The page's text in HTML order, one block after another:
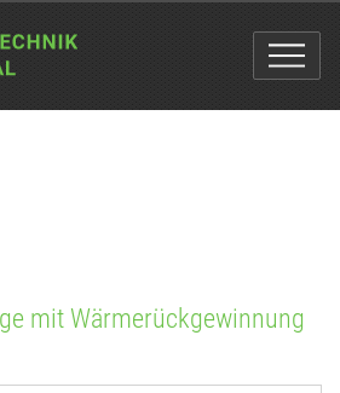
mit Wärmerückgewinnung